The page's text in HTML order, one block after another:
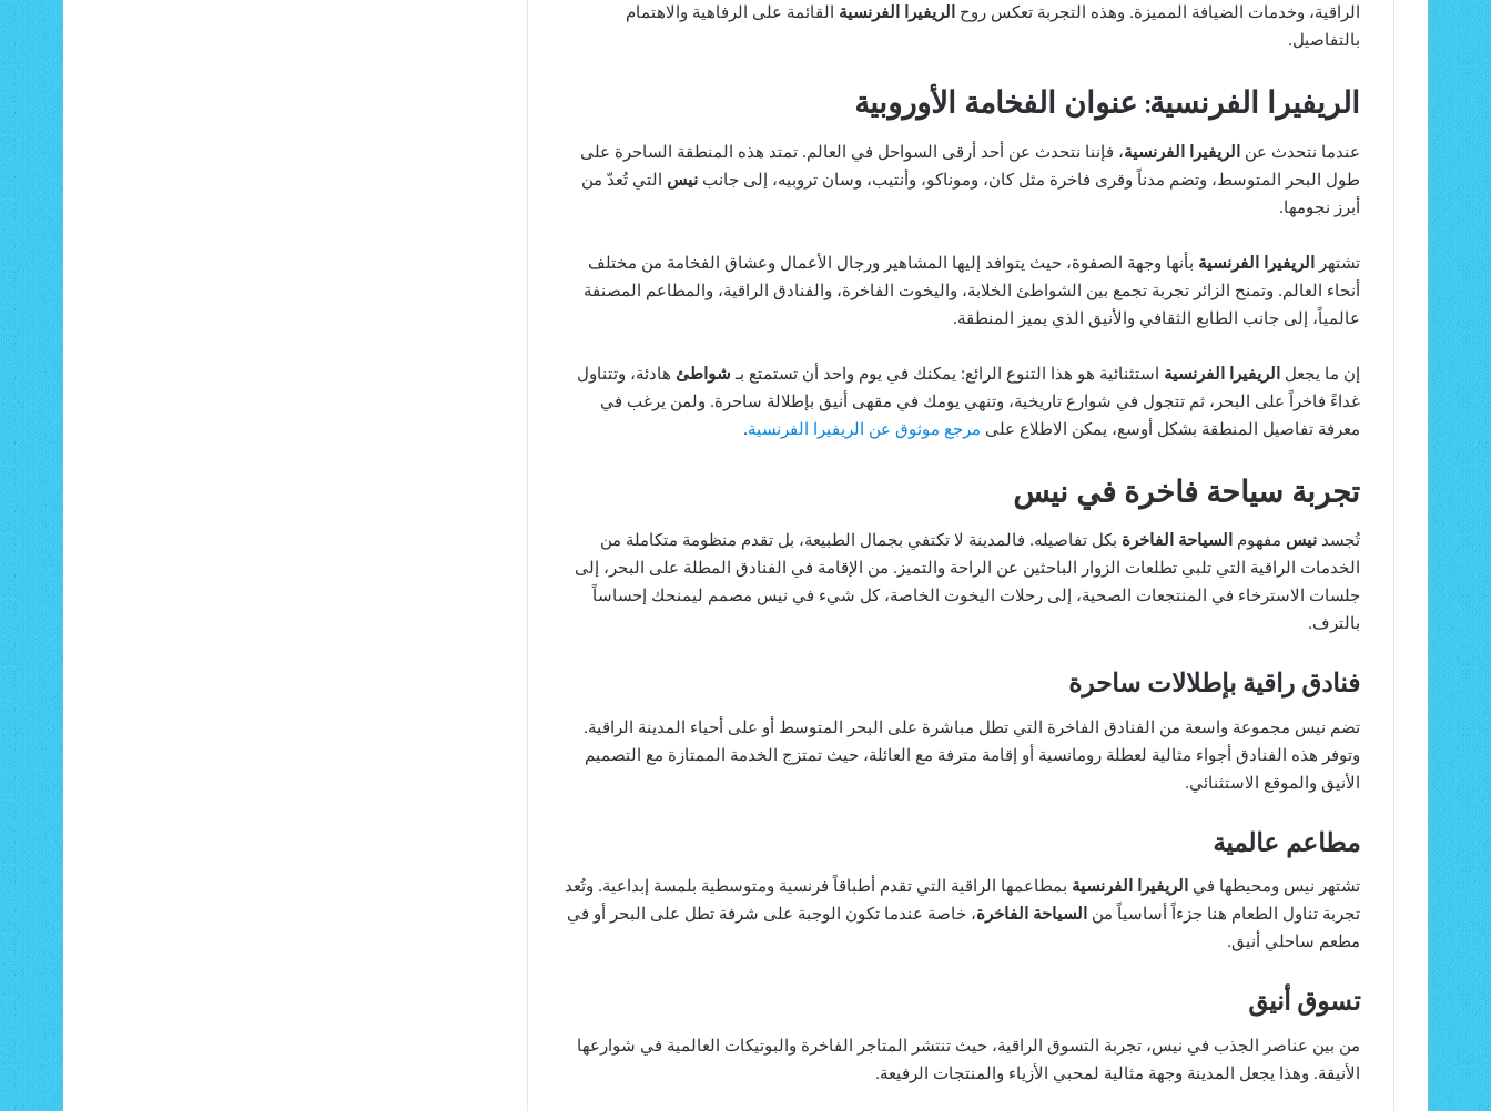
الراقية، وخدمات الضيافة المميزة. وهذه التجربة تعكس روح الريفيرا الفرنسية القائمة على الرفاهية والاهتمام
بالتفاصيل.
الريفيرا الفرنسية: عنوان الفخامة الأوروبية
عندما نتحدث عن الريفيرا الفرنسية، فإننا نتحدث عن أحد أرقى السواحل في العالم. تمتد هذه المنطقة الساحرة على
طول البحر المتوسط، وتضم مدناً وقرى فاخرة مثل كان، وموناكو، وأنتيب، وسان تروبيه، إلى جانب نيس التي تُعدّ من
أبرز نجومها.
تشتهر الريفيرا الفرنسية بأنها وجهة الصفوة، حيث يتوافد إليها المشاهير ورجال الأعمال وعشاق الفخامة من مختلف
أنحاء العالم. وتمنح الزائر تجربة تجمع بين الشواطئ الخلابة، واليخوت الفاخرة، والفنادق الراقية، والمطاعم المصنفة
عالمياً، إلى جانب الطابع الثقافي والأنيق الذي يميز المنطقة.
إن ما يجعل الريفيرا الفرنسية استثنائية هو هذا التنوع الرائع: يمكنك في يوم واحد أن تستمتع بـ شواطئ هادئة، وتتناول
غداءً فاخراً على البحر، ثم تتجول في شوارع تاريخية، وتنهي يومك في مقهى أنيق بإطلالة ساحرة. ولمن يرغب في
معرفة تفاصيل المنطقة بشكل أوسع، يمكن الاطلاع على مرجع موثوق عن الريفيرا الفرنسية.
تجربة سياحة فاخرة في نيس
تُجسد نيس مفهوم السياحة الفاخرة بكل تفاصيله. فالمدينة لا تكتفي بجمال الطبيعة، بل تقدم منظومة متكاملة من
الخدمات الراقية التي تلبي تطلعات الزوار الباحثين عن الراحة والتميز. من الإقامة في الفنادق المطلة على البحر، إلى
جلسات الاسترخاء في المنتجعات الصحية، إلى رحلات اليخوت الخاصة، كل شيء في نيس مصمم ليمنحك إحساساً
بالترف.
فنادق راقية بإطلالات ساحرة
تضم نيس مجموعة واسعة من الفنادق الفاخرة التي تطل مباشرة على البحر المتوسط أو على أحياء المدينة الراقية.
وتوفر هذه الفنادق أجواء مثالية لعطلة رومانسية أو إقامة مترفة مع العائلة، حيث تمتزج الخدمة الممتازة مع التصميم
الأنيق والموقع الاستثنائي.
مطاعم عالمية
تشتهر نيس ومحيطها في الريفيرا الفرنسية بمطاعمها الراقية التي تقدم أطباقاً فرنسية ومتوسطية بلمسة إبداعية. وتُعد
تجربة تناول الطعام هنا جزءاً أساسياً من السياحة الفاخرة، خاصة عندما تكون الوجبة على شرفة تطل على البحر أو في
مطعم ساحلي أنيق.
تسوق أنيق
من بين عناصر الجذب في نيس، تجربة التسوق الراقية، حيث تنتشر المتاجر الفاخرة والبوتيكات العالمية في شوارعها
الأنيقة. وهذا يجعل المدينة وجهة مثالية لمحبي الأزياء والمنتجات الرفيعة.